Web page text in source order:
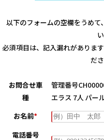
以下のフォームの空欄をうめ
い
必須項目は、記入漏れがありま
ださ
お問合せ車
種
管理番号
エラス 7人 パー
お名前*
電話番号